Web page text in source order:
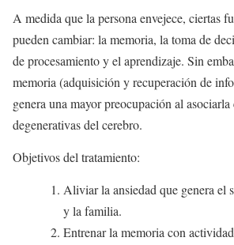
A medida que la persona envejece, ciertas
pueden cambiar: la memoria, la toma de
de procesamiento y el aprendizaje. Sin
memoria (adquisición y recuperación de
genera una mayor preocupación al asociarla
degenerativas del cerebro.
Objetivos del tratamiento:
Aliviar la ansiedad que genera el
y la familia.
Entrenar la memoria con